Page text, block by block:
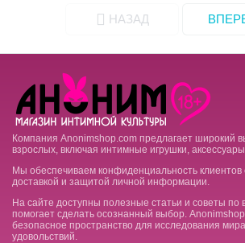
НАЗАД
Компания Anonimshop.com предлагает широкий
взрослых, включая интимные игрушки, аксессуары
Мы обеспечиваем конфиденциальность клиентов
доставкой и защитой личной информации.
На сайте доступны полезные статьи и советы по
помогает сделать осознанный выбор.
безопасное пространство для исследования
удовольствий.